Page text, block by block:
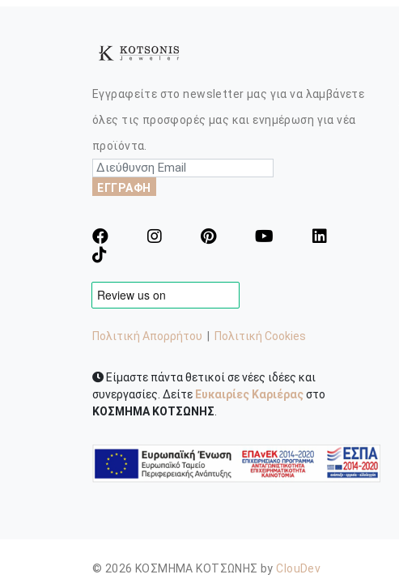
Εγγραφείτε στο newsletter μας για να λαμβάνετε
όλες τις προσφορές μας και ενημέρωση για νέα
προϊόντα.
ΕΓΓΡΑΦΗ
Πολιτική Απορρήτου Πολιτική Cookies
Είμαστε πάντα θετικοί σε νέες ιδέες και
συνεργασίες. Δείτε Ευκαιρίες Καριέραςστο
ΚΟΣΜΗΜΑ ΚΟΤΣΩΝΗΣ
© 2026 ΚΟΣΜΗΜΑ ΚΟΤΣΩΝΗΣ by ClouDev